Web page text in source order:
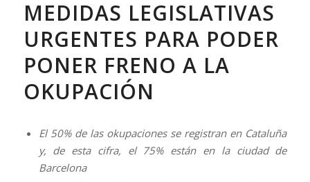
MEDIDAS LEGISLATIVAS
URGENTES PARA PODER
PONER FRENO A LA
OKUPACIÓN
El 50% de las okupaciones se registran en Cataluña
y, de esta cifra, el 75% están en la ciudad de
Barcelona